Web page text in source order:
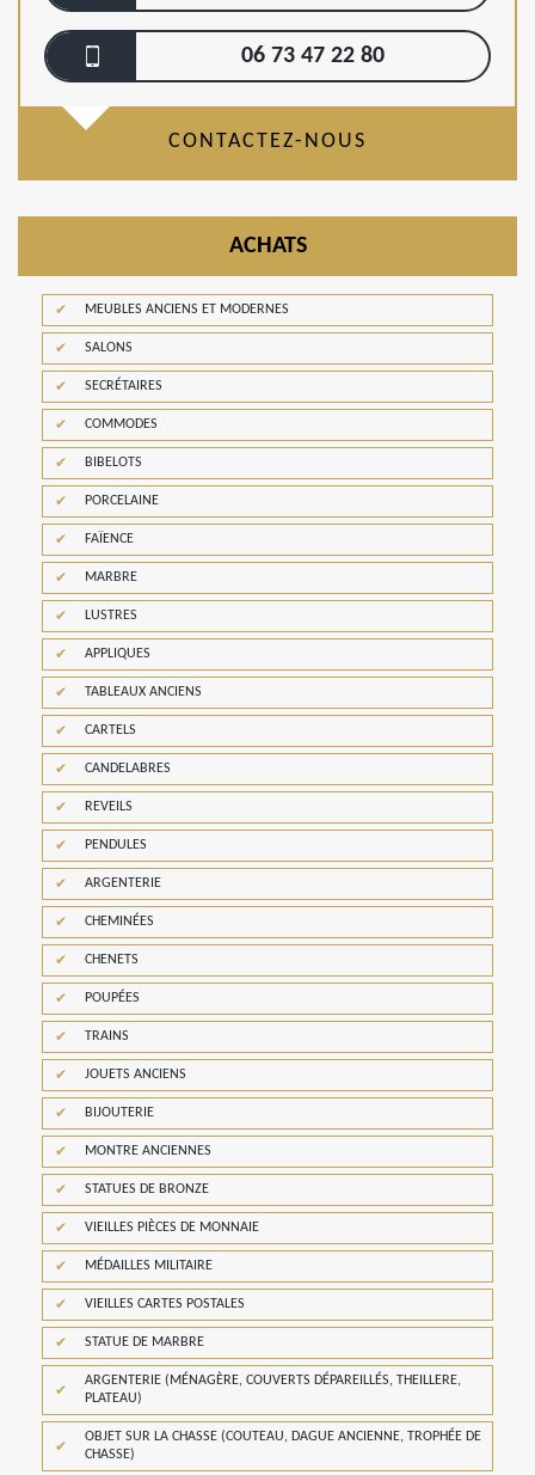
06 73 47 22 80
CONTACTEZ-NOUS
ACHATS
MEUBLES ANCIENS ET MODERNES
SALONS
SECRÉTAIRES
COMMODES
BIBELOTS
PORCELAINE
FAÏENCE
MARBRE
LUSTRES
APPLIQUES
TABLEAUX ANCIENS
CARTELS
CANDELABRES
REVEILS
PENDULES
ARGENTERIE
CHEMINÉES
CHENETS
POUPÉES
TRAINS
JOUETS ANCIENS
BIJOUTERIE
MONTRE ANCIENNES
STATUES DE BRONZE
VIEILLES PIÈCES DE MONNAIE
MÉDAILLES MILITAIRE
VIEILLES CARTES POSTALES
STATUE DE MARBRE
ARGENTERIE (MÉNAGÈRE, COUVERTS DÉPAREILLÉS, THEILLERE,
PLATEAU)
OBJET SUR LA CHASSE (COUTEAU, DAGUE ANCIENNE, TROPHÉE DE
CHASSE)